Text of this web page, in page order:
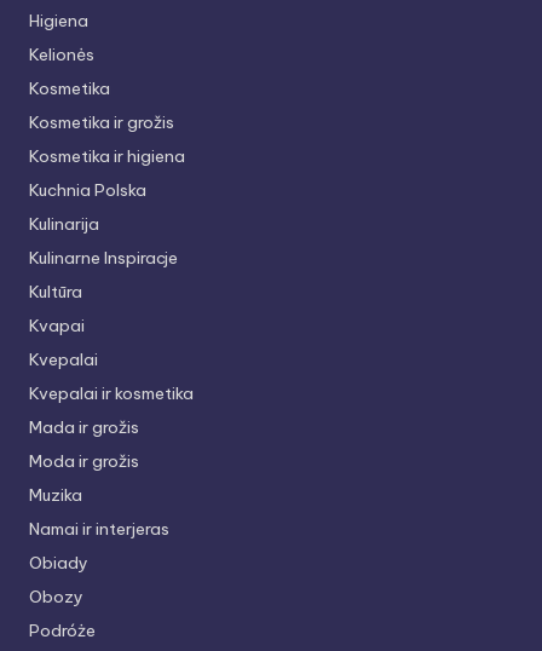
Higiena
Kelionės
Kosmetika
Kosmetika ir grožis
Kosmetika ir higiena
Kuchnia Polska
Kulinarija
Kulinarne Inspiracje
Kultūra
Kvapai
Kvepalai
Kvepalai ir kosmetika
Mada ir grožis
Moda ir grožis
Muzika
Namai ir interjeras
Obiady
Obozy
Podróże